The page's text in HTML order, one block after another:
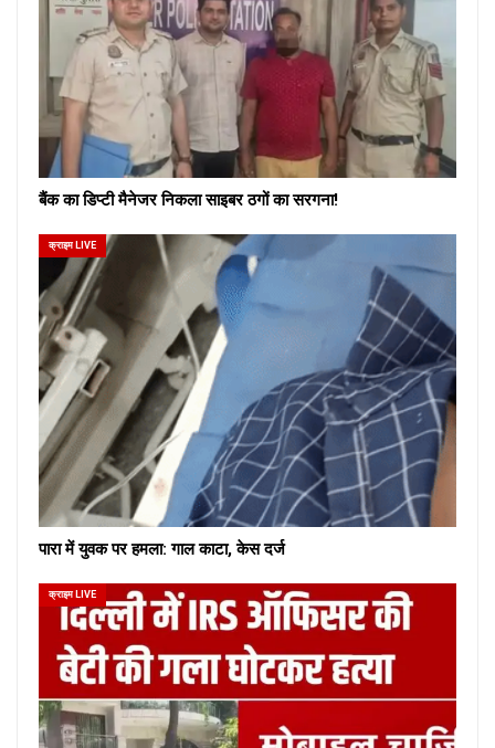
बैंक का डिप्टी मैनेजर निकला साइबर ठगों का सरगना!
क्राइम LIVE
पारा में युवक पर हमला: गाल काटा, केस दर्ज
क्राइम LIVE